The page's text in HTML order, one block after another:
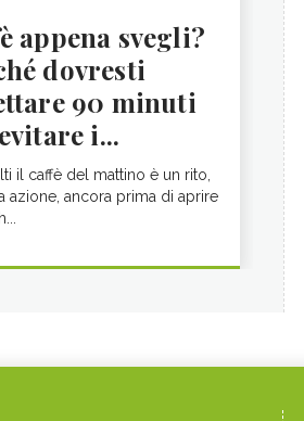
appena svegli?
dovresti
90 minuti
i...
il caffè del mattino è un rito,
azione, ancora prima di aprire